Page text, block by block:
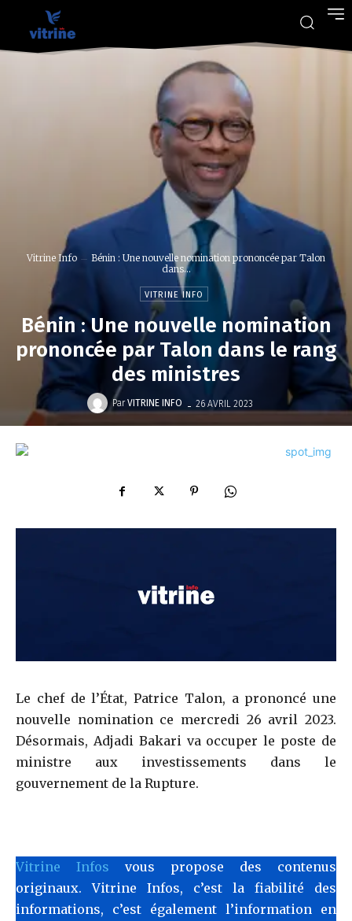
Vitrine Info
Bénin : Une nouvelle nomination prononcée par Talon
dans...
VITRINE INFO
Bénin : Une nouvelle nomination
prononcée par Talon dans le rang
des ministres
Par VITRINE INFO - 26 AVRIL 2023
Le chef de l’État, Patrice Talon, a prononcé une
nouvelle nomination ce mercredi 26 avril 2023.
Désormais, Adjadi Bakari va occuper le poste de
ministre aux investissements dans le
gouvernement de la Rupture.
Vitrine Infos vous propose des contenus
originaux. Vitrine Infos, c’est la fiabilité des
informations, c’est également l’information en